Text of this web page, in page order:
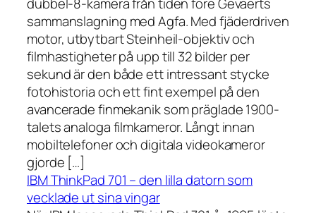
dubbel-8-kamera från tiden före Gevaerts
sammanslagning med Agfa. Med fjäderdriven
motor, utbytbart Steinheil-objektiv och
filmhastigheter på upp till 32 bilder per
sekund är den både ett intressant stycke
fotohistoria och ett fint exempel på den
avancerade finmekanik som präglade 1900-
talets analoga filmkameror. Långt innan
mobiltelefoner och digitala videokameror
gjorde […]
IBM ThinkPad 701 – den lilla datorn som
vecklade ut sina vingar